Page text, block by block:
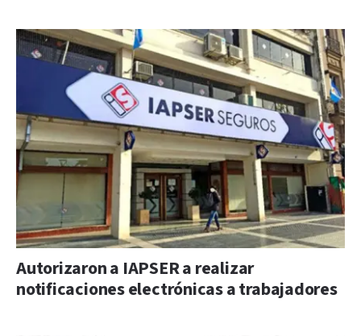
Autorizaron a IAPSER a realizar
notificaciones electrónicas a trabajadores